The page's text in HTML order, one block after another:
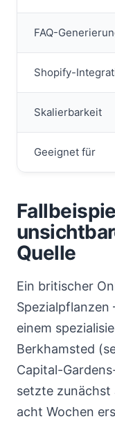
FAQ-
Shopify-
Skalierbarkeit
Geeignet für
Quelle
Ein britischer
einem
Berkhamsted
Capital-
setzte
acht Wochen